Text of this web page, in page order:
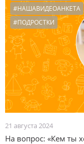
#НАШАВИДЕОАНКЕТА
#ПОДРОСТКИ
21 августа 2024
На вопрос: «Кем ты